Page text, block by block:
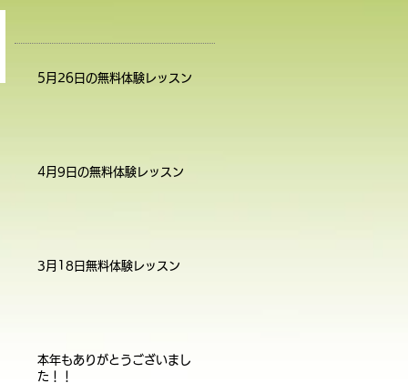
5月26日の無料体験レッスン
4月9日の無料体験レッスン
3月18日無料体験レッスン
本年もありがとうございまし
た！！